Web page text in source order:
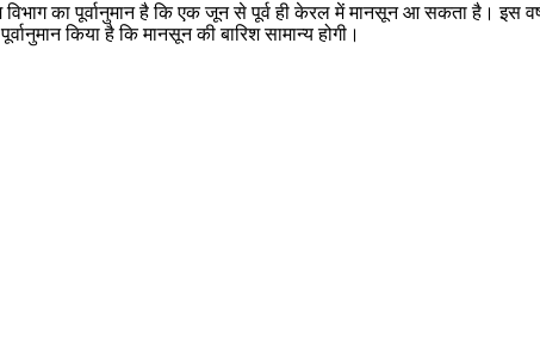
का पूर्वानुमान है कि एक जून से पूर्व ही केरल में मानसून आ सकता है। इस
किया है कि मानसून की बारिश सामान्य होगी।